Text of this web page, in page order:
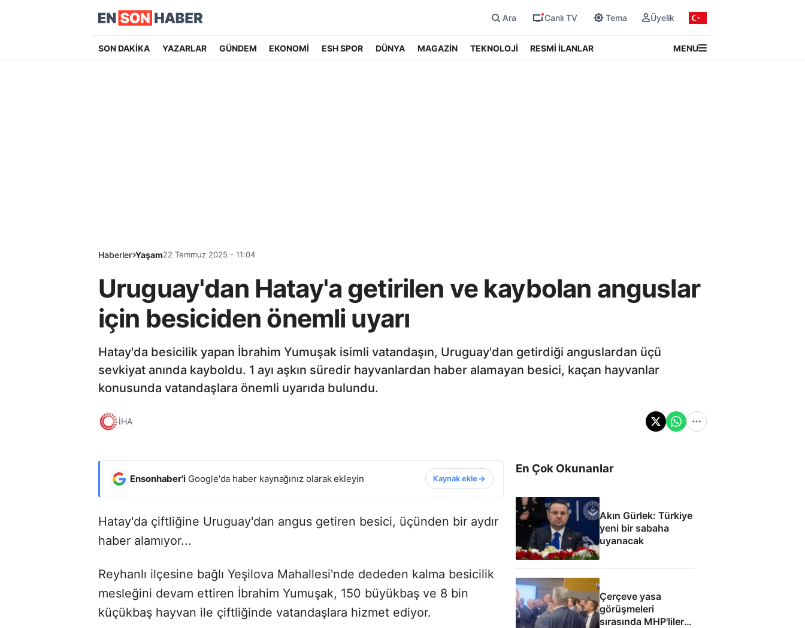
Ara Canlı TV Tema Üyelik
SON DAKİKA YAZARLAR GÜNDEM EKONOMİ ESH SPOR DÜNYA MAGAZİN TEKNOLOJİ RESMİ İLANLAR MENU
Haberler Yaşam22 Temmuz 2025 - 11:04
Uruguay'dan Hatay'a getirilen ve kaybolan anguslar
için besiciden önemli uyarı
Hatay'da besicilik yapan İbrahim Yumuşak isimli vatandaşın, Uruguay'dan getirdiği anguslardan üçü
sevkiyat anında kayboldu. 1 ayı aşkın süredir hayvanlardan haber alamayan besici, kaçan hayvanlar
konusunda vatandaşlara önemli uyarıda bulundu.
İHA
Ensonhaber'i Google'da haber kaynağınız olarak ekleyin Kaynak ekle
Hatay'da çiftliğine Uruguay'dan angus getiren besici, üçünden bir aydır
haber alamıyor...
Reyhanlı ilçesine bağlı Yeşilova Mahallesi'nde dededen kalma besicilik
mesleğini devam ettiren İbrahim Yumuşak, 150 büyükbaş ve 8 bin
küçükbaş hayvan ile çiftliğinde vatandaşlara hizmet ediyor.
En Çok Okunanlar
Akın Gürlek: Türkiye
yeni bir sabaha
uyanacak
Çerçeve yasa
görüşmeleri
sırasında MHP'liler